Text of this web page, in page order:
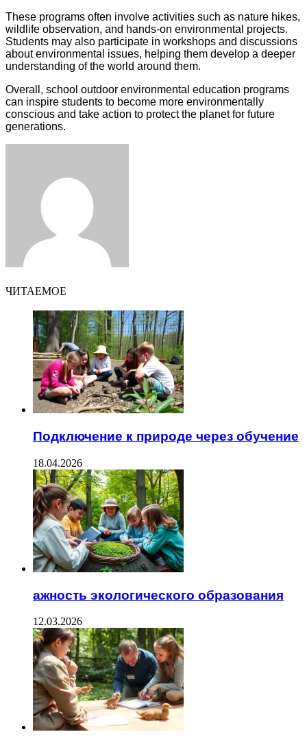
These programs often involve activities such as nature hikes,
wildlife observation, and hands-on environmental projects.
Students may also participate in workshops and discussions
about environmental issues, helping them develop a deeper
understanding of the world around them.
Overall, school outdoor environmental education programs
can inspire students to become more environmentally
conscious and take action to protect the planet for future
generations.
ЧИТАЕМОЕ
Подключение к природе через обучение
18.04.2026
ажность экологического образования
12.03.2026